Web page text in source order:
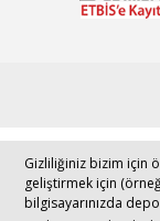
Gizliliğiniz bizim için
geliştirmek için
bilgisayarınızda
7/